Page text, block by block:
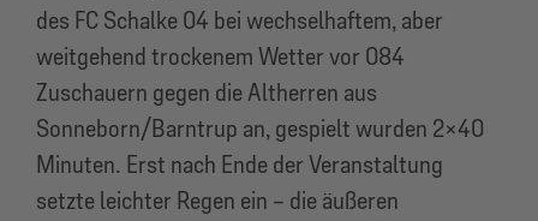
des FC Schalke 04 bei wechselhaftem, aber
weitgehend trockenem Wetter vor 084
Zuschauern gegen die Altherren aus
Sonneborn/Barntrup an, gespielt wurden 2×40
Minuten. Erst nach Ende der Veranstaltung
setzte leichter Regen ein – die äußeren